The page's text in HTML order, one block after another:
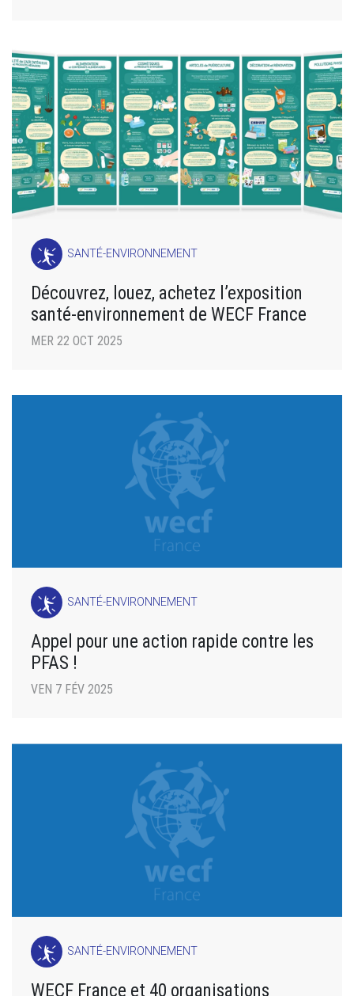
SANTÉ-ENVIRONNEMENT
Découvrez, louez, achetez l’exposition
santé-environnement de WECF France
MER 22 OCT 2025
SANTÉ-ENVIRONNEMENT
Appel pour une action rapide contre les
PFAS !
VEN 7 FÉV 2025
SANTÉ-ENVIRONNEMENT
WECF France et 40 organisations